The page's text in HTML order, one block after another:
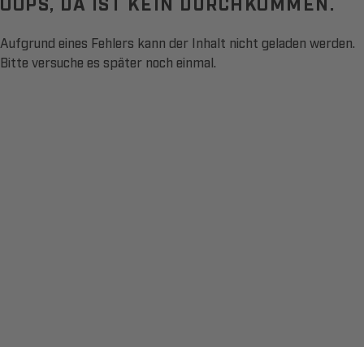
Aufgrund eines Fehlers kann der Inhalt nicht geladen werden.
Bitte versuche es später noch einmal.